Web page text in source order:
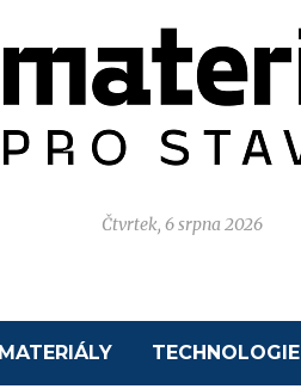
Čtvrtek, 6 srpna 2026
MATERIÁLY TECHNOLOGIE